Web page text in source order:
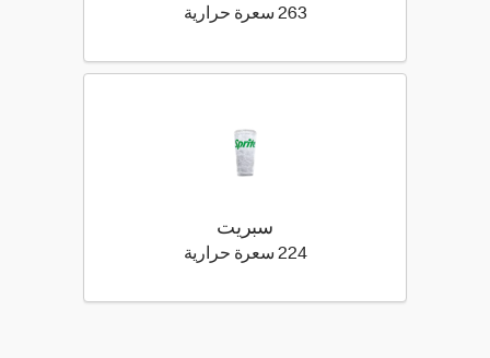
263 سعرة حرارية
سبريت
224 سعرة حرارية